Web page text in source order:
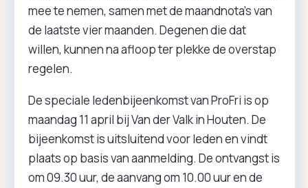
mee te nemen, samen met de maandnota’s van
de laatste vier maanden. Degenen die dat
willen, kunnen na afloop ter plekke de overstap
regelen.
De speciale ledenbijeenkomst van ProFri is op
maandag 11 april bij Van der Valk in Houten. De
bijeenkomst is uitsluitend voor leden en vindt
plaats op basis van aanmelding. De ontvangst is
om 09.30 uur, de aanvang om 10.00 uur en de